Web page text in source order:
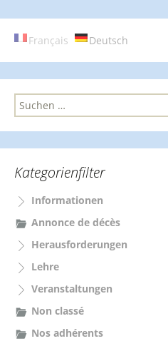
Français Deutsch
u
c
h
n
a
c
Kategorienfilter
Informationen
Annonce de décès
Herausforderungen
Lehre
Veranstaltungen
Non classé
Nos adhérents